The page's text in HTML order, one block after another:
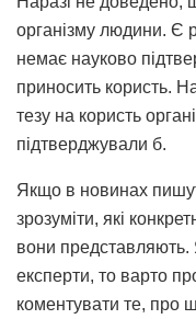
організму людини. Є
немає науково
приносить користь.
тезу на користь
підтверджували б.
Якщо в новинах
зрозуміти, які
вони представляють.
експерти, то варто
коментувати те, про